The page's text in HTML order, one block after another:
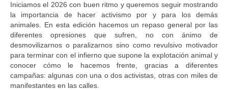
Iniciamos el 2026 con buen ritmo y queremos seguir mostrando
la importancia de hacer activismo por y para los demás
animales. En esta edición hacemos un repaso general por las
diferentes opresiones que sufren, no con ánimo de
desmovilizarnos o paralizarnos sino como revulsivo motivador
para terminar con el infierno que supone la explotación animal y
conocer cómo le hacemos frente, gracias a diferentes
campañas: algunas con una o dos activistas, otras con miles de
manifestantes en las calles.